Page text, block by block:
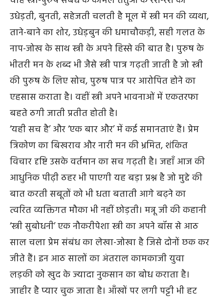
उधेड़ती, बुनती, सहेजती चलती है मूल में स्त्री मन की व्यथा,
ताने-बाने का शोर, उधेड़बुन की धमाचौकड़ी, सही गलत के
नाप-जोख के साथ स्त्री के अपने हिस्से की बात है। पुरुष के
भीतरी मन के शब्द भी जैसे स्त्री पात्र गढ़ती जाती है जो स्त्री
की पुरुष के लिए सोच, पुरुष पात्र पर आरोपित होने का
एहसास कराता है। वहीं स्त्री अपने भावनाओं में एकतरफा
बहते ठगी जाती प्रतीत होती है।
‘यही सच है’ और ‘एक बार और’ में कई समानताएं हैं। प्रेम
त्रिकोण का बिखराव और नारी मन की भ्रमित, शंकित
विचार दृष्टि उसके वर्तमान का सच गढ़ती है। जहाँ आज की
आधुनिक पीढ़ी ठहर भी पाएगी यह बड़ा प्रश्न है जो मुद्दे की
बात करती सबूतों को भी धता बताती आगे बढ़ने का
त्वरित व्यक्तिगत मौका भी नहीं छोड़ती। मन्नू जी की कहानी
‘स्त्री सुबोधनी’ एक नौकरीपेशा स्त्री का अपने बॉस से आठ
साल चला प्रेम संबंध का लेखा-जोखा है जिसे दोनों छक कर
जीते हैं। इन आठ सालों का अंतराल कामकाजी युवा
लड़की को खुद के ज्यादा नुकसान का बोध कराता है।
जाहीर है प्यार चुक जाता है। आँखों पर लगी पट्टी भी हट